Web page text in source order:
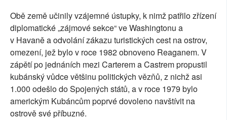
Obě země učinily vzájemné ústupky, k nimž patřilo zřízení
diplomatické „zájmové sekce“ ve Washingtonu a
v Havaně a odvolání zákazu turistických cest na ostrov,
omezení, jež bylo v roce 1982 obnoveno Reaganem. V
zápětí po jednáních mezi Carterem a Castrem propustil
kubánský vůdce většinu politických vězňů, z nichž asi
1.000 odešlo do Spojených států, a v roce 1979 bylo
americkým Kubáncům poprvé dovoleno navštívit na
ostrově své příbuzné.